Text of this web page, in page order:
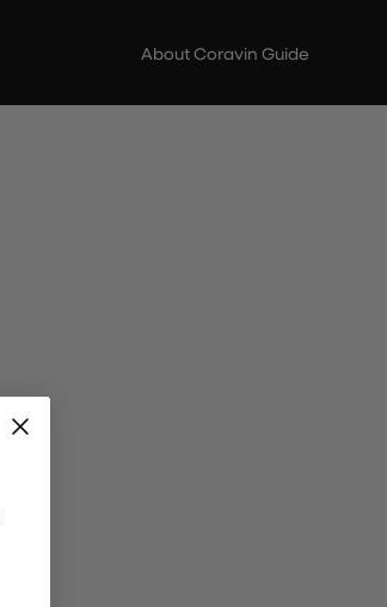
About Coravin Guide